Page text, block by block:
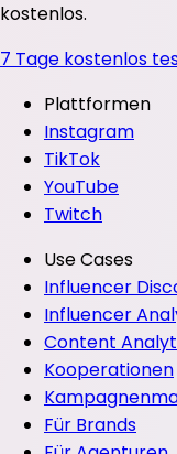
kostenlos.
7 Tage kostenlos
Plattformen
Instagram
TikTok
YouTube
Twitch
Use Cases
Influencer
Influencer
Content
Kooperationen
Für Brands